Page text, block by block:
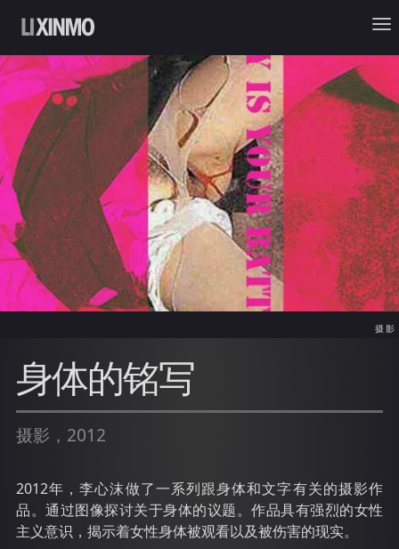
摄影
身体的铭写
摄影，2012
2012年，李心沫做了一系列跟身体和文字有关的摄影作
品。通过图像探讨关于身体的议题。作品具有强烈的女性
主义意识，揭示着女性身体被观看以及被伤害的现实。